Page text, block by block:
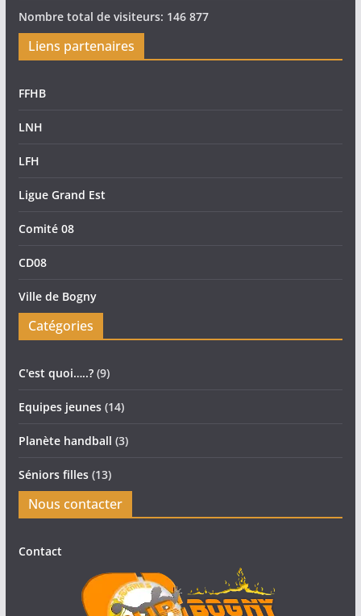
Nombre total de visiteurs: 146 877
Liens partenaires
FFHB
LNH
LFH
Ligue Grand Est
Comité 08
CD08
Ville de Bogny
Catégories
C'est quoi…..?(9)
Equipes jeunes(14)
Planète handball (3)
Séniors filles(13)
Nous contacter
Contact